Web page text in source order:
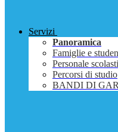
Servizi
Panoramica
Famiglie e
Personale
Percorsi di studio
BANDI DI